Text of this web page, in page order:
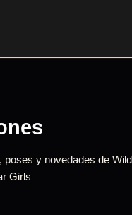
poses y novedades de
Girls